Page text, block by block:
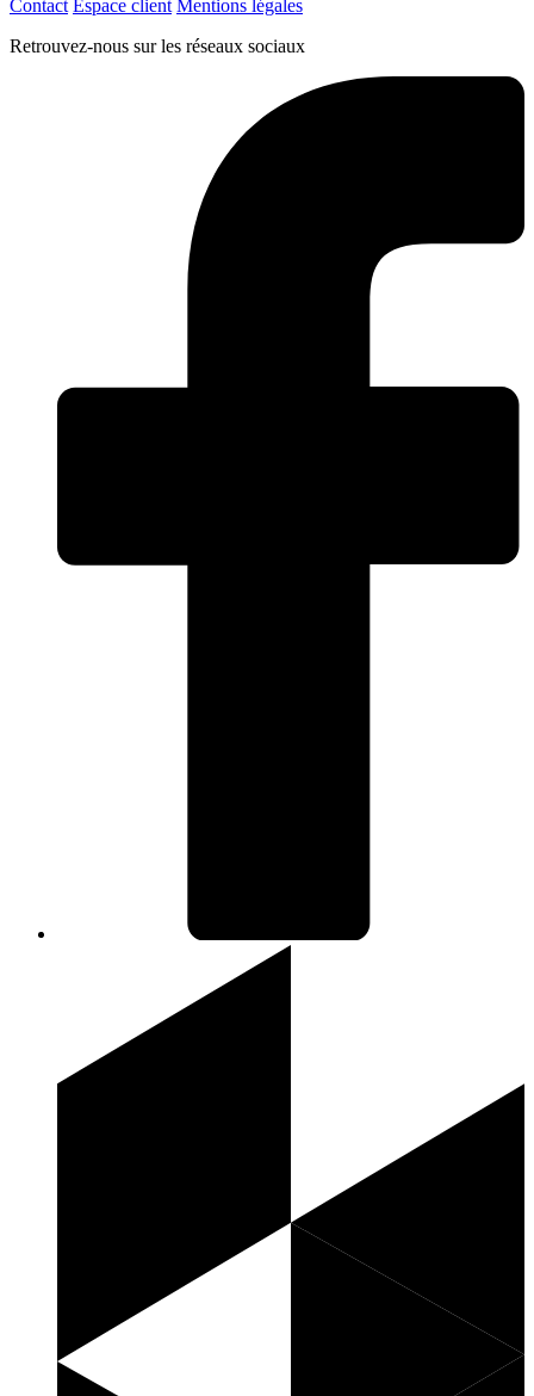
Contact Espace client Mentions légales
Retrouvez-nous sur les réseaux sociaux